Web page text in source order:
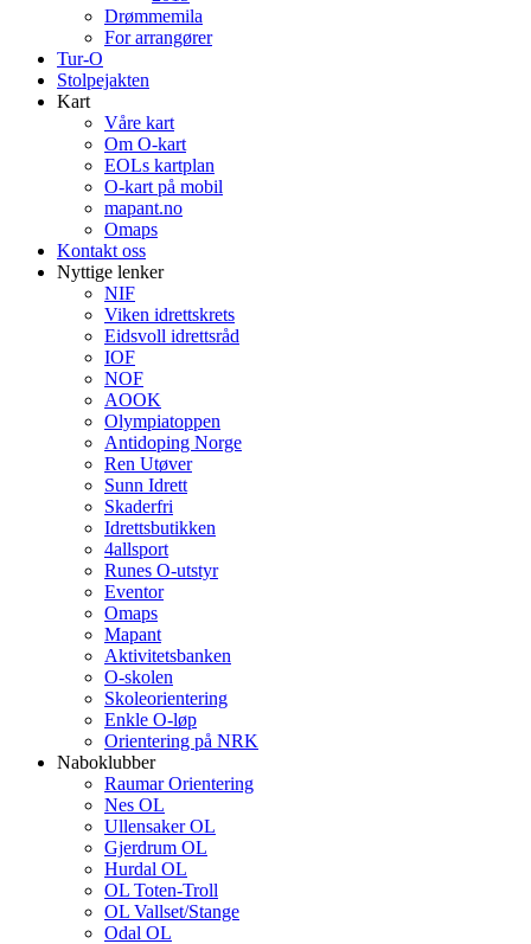
Drømmemila
For arrangører
Tur-O
Stolpejakten
Kart
Våre kart
Om O-kart
EOLs kartplan
O-kart på mobil
mapant.no
Omaps
Kontakt oss
Nyttige lenker
NIF
Viken idrettskrets
Eidsvoll idrettsråd
IOF
NOF
AOOK
Olympiatoppen
Antidoping Norge
Ren Utøver
Sunn Idrett
Skaderfri
Idrettsbutikken
4allsport
Runes O-utstyr
Eventor
Omaps
Mapant
Aktivitetsbanken
O-skolen
Skoleorientering
Enkle O-løp
Orientering på NRK
Naboklubber
Raumar Orientering
Nes OL
Ullensaker OL
Gjerdrum OL
Hurdal OL
OL Toten-Troll
OL Vallset/Stange
Odal OL